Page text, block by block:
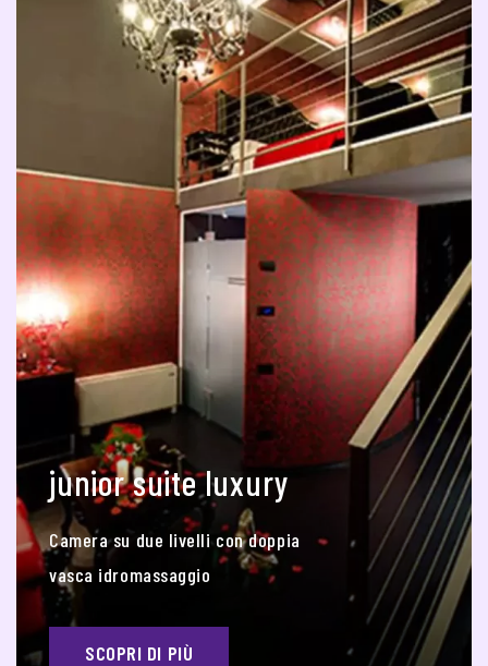
junior suite luxury
Camera su due livelli con doppia
vasca idromassaggio
SCOPRI DI PIÙ